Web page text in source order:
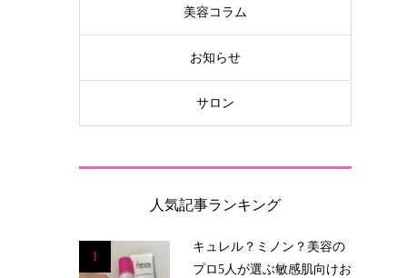
美容コラム
お知らせ
サロン
人気記事ランキング
1
キュレル？ミノン？美容の
プロ5人が選ぶ敏感肌向けお